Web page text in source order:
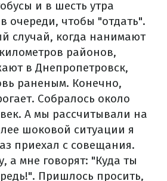
и в шесть утра
очереди, чтобы "отдать".
случай, когда нанимают
районов,
в Днепропетровск,
раненым. Конечно,
Собралось около
А мы рассчитывали на
шоковой ситуации я
приехал с совещания.
а мне говорят: "Куда ты
Пришлось просить,